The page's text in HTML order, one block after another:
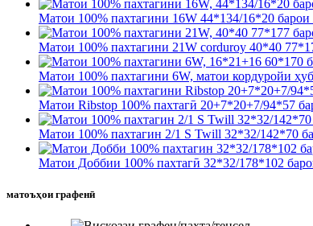
Матои 100% пахтагини 16W 44*134/16*20
Матои 100% пахтагини 21W corduroy 40*40
Матои 100% пахтагини 6W, матои кордуройи
Матои Ribstop 100% пахтагӣ 20+7*20+7/94*57
Матои 100% пахтагин 2/1 S Twill 32*32/142*70
Матои Доббии 100% пахтагӣ 32*32/178*102
матоъҳои графенӣ